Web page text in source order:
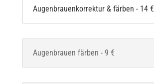
Augenbrauenkorrektur & färben - 14 €
Augenbrauen färben - 9 €